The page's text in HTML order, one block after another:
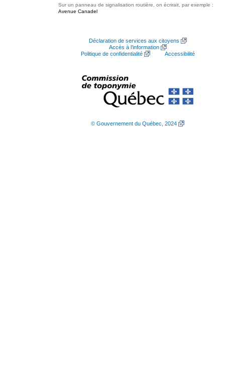
Sur un panneau de signalisation routière, on écrirait, par exemple :
Avenue Canadel
Déclaration de services aux citoyens
Accès à l’information
Politique de confidentialité
Accessibilité
© Gouvernement du Québec, 2024